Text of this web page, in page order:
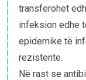
transferohet
infeksion edhe
epidemike të
rezistente.
Në rast se